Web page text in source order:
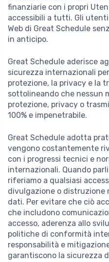
finanziarie con i propri
accessibili a tutti. Gli
Web di Great Schedule
in anticipo.
Great Schedule aderisce
sicurezza internazionali
protezione, la privacy e la
sottolineando che nessun
protezione, privacy o
100% e impenetrabile.
Great Schedule adotta
vengono costantemente
con i progressi tecnici e
internazionali. Quando
riferiamo a qualsiasi
divulgazione o
dati. Per evitare che ciò
che includono
accesso, aderenza allo
politiche di conformità
responsabilità e
garantiscono la sicurezza